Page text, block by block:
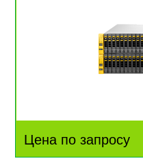
Цена по запросу